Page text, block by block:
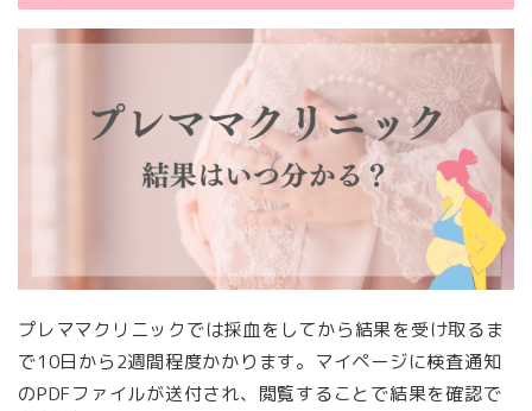
プレママクリニックでは採血をしてから結果を受け取るま
で10日から2週間程度かかります。マイページに検査通知
のPDFファイルが送付され、閲覧することで結果を確認で